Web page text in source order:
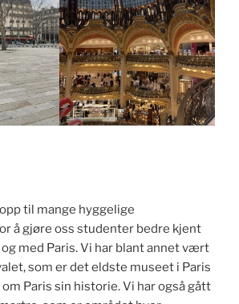
til mange hyggelige
å gjøre oss studenter bedre kjent
med Paris. Vi har blant annet vært
som er det eldste museet i Paris
Paris sin historie. Vi har også gått